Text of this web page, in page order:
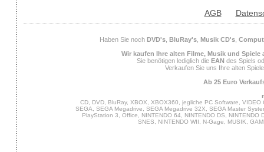
AGB
Haben Sie noch DVD's, BluRay's, Musik CD's,
Wir kaufen Ihre alten Filme, Musik und Spiele
Sie benötigen lediglich die EAN des Spiels
Verkaufen Sie uns Ihre alten
Ab 25 Euro
CD, DVD, BluRay, XBOX, XBOX360, jegliche PC Software,
SEGA, SEGA Megadrive, SEGA Megadrive 32X, SEGA Master
PlayStation 3, Office, NINTENDO 64, NINTENDO DS,
SNES, NINTENDO WII, N-Gage, MUSIK,